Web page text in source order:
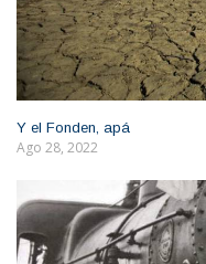
Y el Fonden, apá
Ago 28, 2022